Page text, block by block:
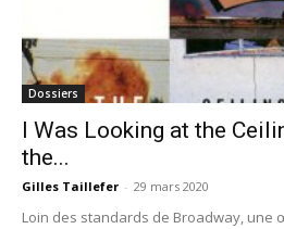
Dossiers
I Was Looking at the
the...
Gilles Taillefer - 29 mars 2020
Loin des standards de Broadway, une